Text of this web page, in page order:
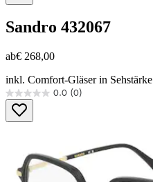
Sandro 432067
ab€ 268,00
inkl. Comfort-Gläser in Sehstärke
0.0 (0)
0.0
von
5